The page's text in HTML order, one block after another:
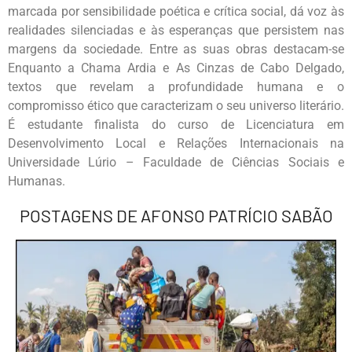
marcada por sensibilidade poética e crítica social, dá voz às
realidades silenciadas e às esperanças que persistem nas
margens da sociedade. Entre as suas obras destacam-se
Enquanto a Chama Ardia e As Cinzas de Cabo Delgado,
textos que revelam a profundidade humana e o
compromisso ético que caracterizam o seu universo literário.
É estudante finalista do curso de Licenciatura em
Desenvolvimento Local e Relações Internacionais na
Universidade Lúrio – Faculdade de Ciências Sociais e
Humanas.
POSTAGENS DE AFONSO PATRÍCIO SABÃO